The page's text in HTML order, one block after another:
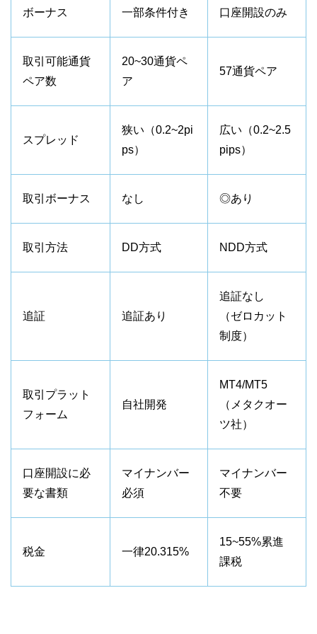
ボーナス 一部条件付き 口座開設のみ
取引可能通貨
ペア数
20~30通貨ペ
ア
57通貨ペア
スプレッド
狭い（0.2~2pi
ps）
広い（0.2~2.5
pips）
取引ボーナス なし ◎あり
取引方法 DD方式 NDD方式
追証 追証あり
追証なし
（ゼロカット
制度）
取引プラット
フォーム
自社開発
MT4/MT5
（メタクオー
ツ社）
口座開設に必
要な書類
マイナンバー
必須
マイナンバー
不要
税金 一律20.315%
15~55%累進
課税